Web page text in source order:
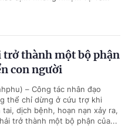
trở thành một bộ phận
con người
– Công tác nhân đạo
thể chỉ dừng ở cứu trợ khi
tai, dịch bệnh, hoạn nạn xảy ra,
trở thành một bộ phận của...